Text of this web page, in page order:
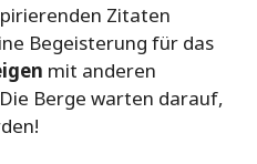
Zitaten
Begeisterung für das
mit anderen
Berge warten darauf,